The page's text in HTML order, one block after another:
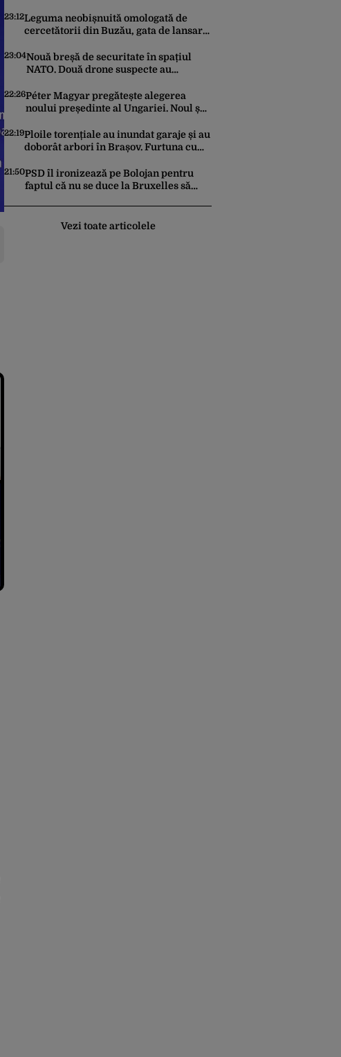
23:12Leguma neobișnuită omologată de
cercetătorii din Buzău, gata de lansare
unde provine soiul
23:04Nouă breșă de securitate în spațiul
NATO. Două drone suspecte au
22:26Péter Magyar pregătește alegerea
noului președinte al Ungariei. Noul șef
Parlament
22:19Ploile torențiale au inundat garaje și au
doborât arbori în Brașov. Furtuna cu
21:50PSD îl ironizează pe Bolojan pentru
faptul că nu se duce la Bruxelles să
afară translatorii”
Vezi toate articolele